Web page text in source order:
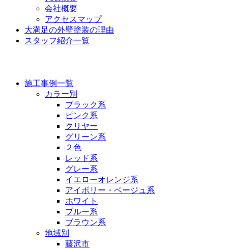
会社概要
アクセスマップ
大満足の外壁塗装の理由
スタッフ紹介一覧
施工事例一覧
カラー別
ブラック系
ピンク系
クリヤー
グリーン系
２色
レッド系
グレー系
イエローオレンジ系
アイボリー・ベージュ系
ホワイト
ブルー系
ブラウン系
地域別
藤沢市